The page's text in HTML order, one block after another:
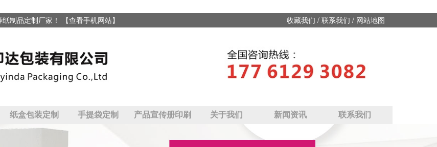
制品定制厂家！ 【查看手机网站】 收藏我们 / 联系我们 / 网站地图
纸盒包装定制 手提袋定制 产品宣传册印刷 关于我们 新闻资讯 联系我们